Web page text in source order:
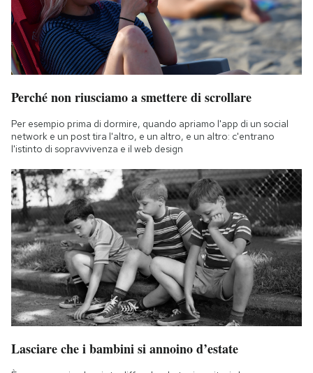
Perché non riusciamo a smettere di scrollare
Per esempio prima di dormire, quando apriamo l'app di un social
network e un post tira l'altro, e un altro, e un altro: c'entrano
l'istinto di sopravvivenza e il web design
Lasciare che i bambini si annoino d’estate